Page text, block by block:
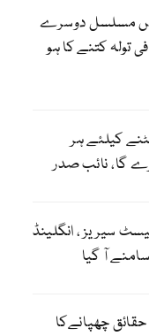
مسلسل دوسرے
تولہ کتنے کا ہو
کیلئے ہر
گا، نائب صدر
سیریز ، انگلینڈ
چھپانےکا